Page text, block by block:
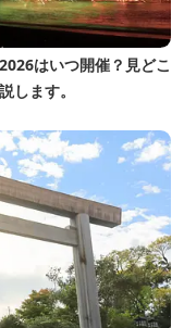
はいつ開催？見どこ
します。